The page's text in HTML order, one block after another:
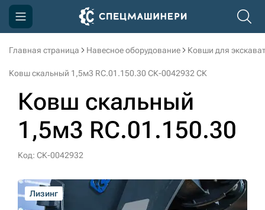
Главная страница Навесное оборудование Ковши для
Ковш скальный 1,5м3 RC.01.150.30 СК-0042932 СК
Ковш скальный
1,5м3 RC.01.150.30
Код: СК-0042932
Лизинг
Лизинг
Лизинг
Лизинг
Лизинг
Компания
Доставка и оплата
Информация
Контакты
3D тур по производству
3D тур по складам